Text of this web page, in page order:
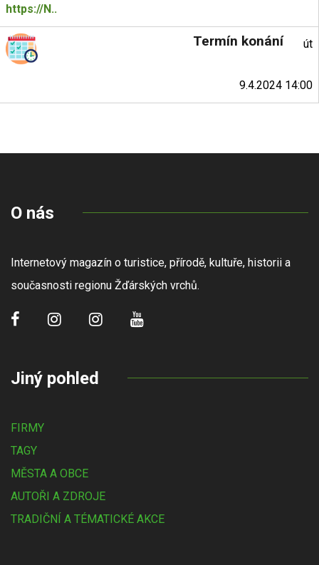
https://N..
Termín konání út
9.4.2024 14:00
O nás
Internetový magazín o turistice, přírodě, kultuře, historii a
současnosti regionu Žďárských vrchů.
Jiný pohled
FIRMY
TAGY
MĚSTA A OBCE
AUTOŘI A ZDROJE
TRADIČNÍ A TÉMATICKÉ AKCE